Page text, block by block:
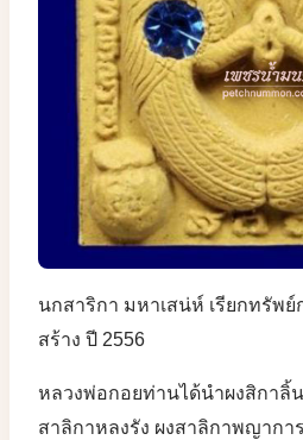
นกสาริกา มหาเสน่ห์ เรียกทรัพ
สร้าง ปี 2556
หลวงพ่อกอยท่านได้นำผงสิกาลิ้
สาลิกาหลงรัง ผงสาลิกาพญากา